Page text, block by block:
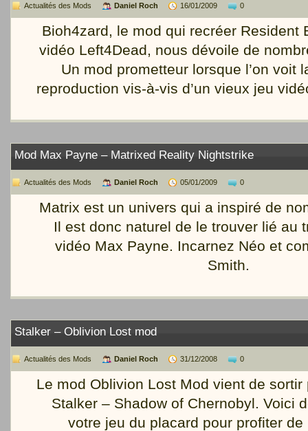
Actualités des Mods Daniel Roch 16/01/2009 0
Bioh4zard, le mod qui recréer Resident
vidéo Left4Dead, nous dévoile de
Un mod prometteur lorsque l’on voit
reproduction vis-à-vis d’un vieux jeu
Mod Max Payne – Matrixed Reality Nightstrike
Actualités des Mods Daniel Roch 05/01/2009 0
Matrix est un univers qui a inspiré de
Il est donc naturel de le trouver lié au
vidéo Max Payne. Incarnez Néo et
Smith.
Stalker – Oblivion Lost mod
Actualités des Mods Daniel Roch 31/12/2008 0
Le mod Oblivion Lost Mod vient de sortir
Stalker – Shadow of Chernobyl. Voici
votre jeu du placard pour profiter